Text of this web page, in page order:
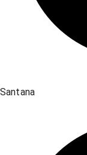
Santana